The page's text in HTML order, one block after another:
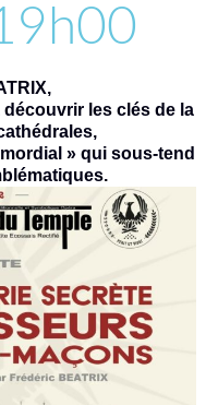
les clés de la
» qui sous-tend